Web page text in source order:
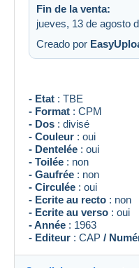
Fin de la venta:
jueves, 13 de agosto
Creado por
- Etat : TBE
- Format : CPM
- Dos : divisé
- Couleur : oui
- Dentelée : oui
- Toilée : non
- Gaufrée : non
- Circulée : oui
- Ecrite au recto : non
- Ecrite au verso : oui
- Année : 1963
- Editeur : CAP /